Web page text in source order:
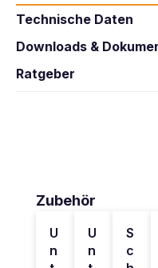
Technische Daten
Downloads &
Ratgeber
Produktgalerie
Zubehör
U
n
U
n
S
c